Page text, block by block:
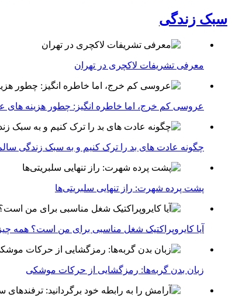
سبک زندگی
معرفی تشریفات لاکچری در تهران
عروسی کم خرج، اما خاطره انگیز: چطور هزینه
چگونه عادت‌ های بد را ترک کنیم و به سبک زندگی
پشت پرده شهرت: راز تنهایی سلبریتی‌ها
آیا کایروپراکتیک شغل مناسبی برای من است؟ همه چیز
زبان بدن گربه‌ها: رمزگشایی از حرکات موشکی